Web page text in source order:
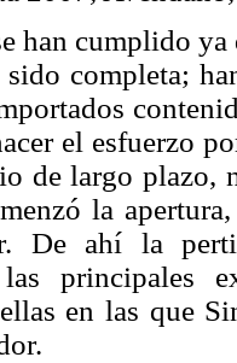
han cumplido
completa;
el esfuerzo
de largo plazo,
la
De ahí la
principales
en las que